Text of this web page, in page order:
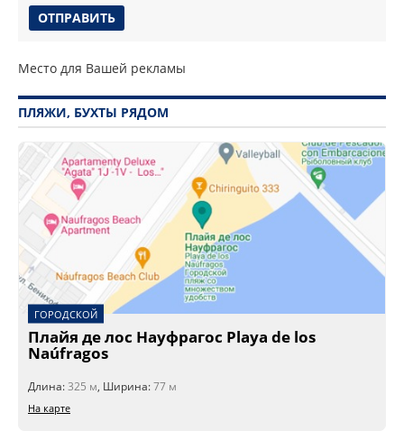
Место для Вашей рекламы
ПЛЯЖИ, БУХТЫ РЯДОМ
ГОРОДСКОЙ
Плайя де лос Науфрагос Playa de los
Naúfragos
Длина:325 м, Ширина:77 м
На карте